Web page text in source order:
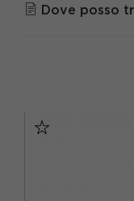
Dove posso